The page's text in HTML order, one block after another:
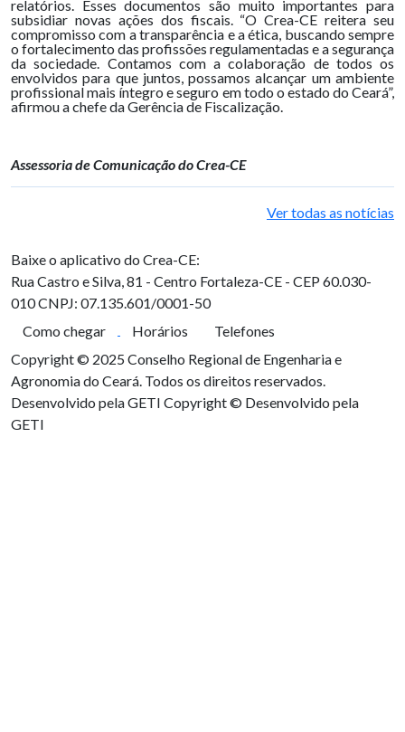
relatórios. Esses documentos são muito importantes para
subsidiar novas ações dos fiscais. “O Crea-CE reitera seu
compromisso com a transparência e a ética, buscando sempre
o fortalecimento das profissões regulamentadas e a segurança
da sociedade. Contamos com a colaboração de todos os
envolvidos para que juntos, possamos alcançar um ambiente
profissional mais íntegro e seguro em todo o estado do Ceará”,
afirmou a chefe da Gerência de Fiscalização.
Assessoria de Comunicação do Crea-CE
Ver todas as notícias
Baixe o aplicativo do Crea-CE:
Rua Castro e Silva, 81 - Centro Fortaleza-CE - CEP 60.030-
010CNPJ: 07.135.601/0001-50
Como chegar
Horários
Telefones
Copyright © 2025 Conselho Regional de Engenharia e
Agronomia do Ceará. Todos os direitos reservados.
Desenvolvido pela GETI Copyright © Desenvolvido pela
GETI